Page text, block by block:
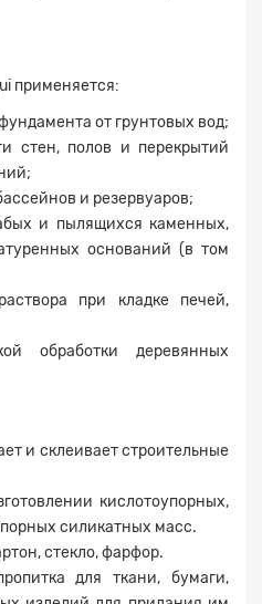
применяется:
от грунтовых вод;
стен, полов и перекрытий
и резервуаров;
и пылящихся каменных,
оснований (в том
при кладке печей,
обработки деревянных
и склеивает строительные
кислотоупорных,
силикатных масс.
стекло, фарфор.
для ткани, бумаги,